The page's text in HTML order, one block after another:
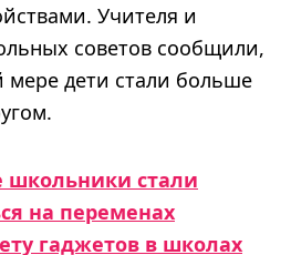
Учителя и
советов сообщили,
мере дети стали больше
школьники стали
на переменах
гаджетов в школах